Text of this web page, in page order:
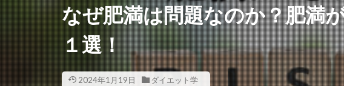
なぜ肥満は問題なのか？肥満
１選！
2024年1月19日 ダイエット学